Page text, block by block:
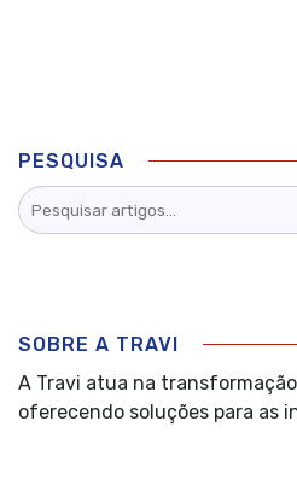
PESQUISA
SOBRE A TRAVI
A Travi atua na
oferecendo soluções para as